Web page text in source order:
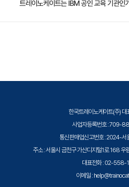
수강료는 1,440,000원(VAT 별도)입니다. 고
트레이노케이트는 IBM 공인 교육 기관인
한국트레이노케이트(주) 대
사업자등록번호 : 709-
통신판매업신고번호 : 2024-
주소 : 서울시 금천구 가산디지털1로 168 우
대표전화 : 02-558-
이메일 :